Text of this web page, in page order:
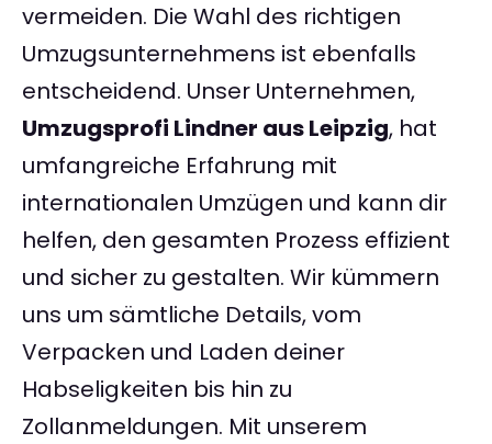
vermeiden. Die Wahl des richtigen
Umzugsunternehmens ist ebenfalls
entscheidend. Unser Unternehmen,
Umzugsprofi Lindner aus Leipzig, hat
umfangreiche Erfahrung mit
internationalen Umzügen und kann dir
helfen, den gesamten Prozess effizient
und sicher zu gestalten. Wir kümmern
uns um sämtliche Details, vom
Verpacken und Laden deiner
Habseligkeiten bis hin zu
Zollanmeldungen. Mit unserem